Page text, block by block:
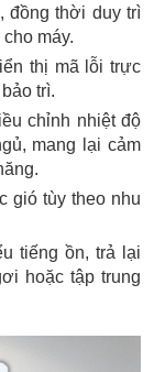
đồng thời duy trì
máy.
thị mã lỗi trực
trì.
chỉnh nhiệt độ
mang lại cảm
gió tùy theo nhu
tiếng ồn, trả lại
hoặc tập trung